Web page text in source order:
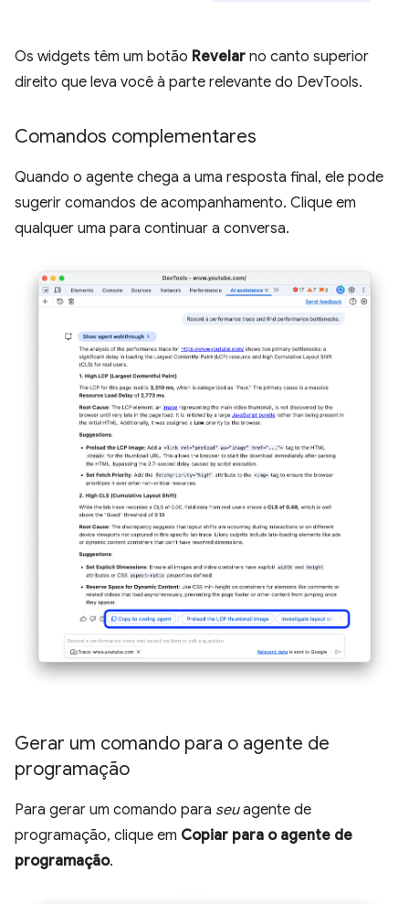
Os widgets têm um botão Revelar no canto superior
direito que leva você à parte relevante do DevTools.
Comandos complementares
Quando o agente chega a uma resposta final, ele pode
sugerir comandos de acompanhamento. Clique em
qualquer uma para continuar a conversa.
Gerar um comando para o agente de
programação
Para gerar um comando para seuagente de
programação, clique em Copiar para o agente de
programação.